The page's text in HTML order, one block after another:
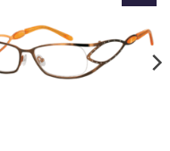
Añadir
lista de
deseos